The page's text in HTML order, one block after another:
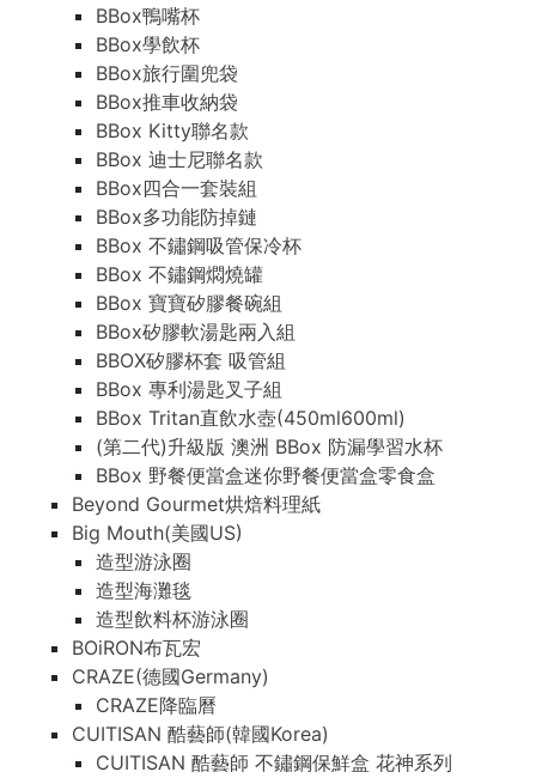
BBox鴨嘴杯
BBox學飲杯
BBox旅行圍兜袋
BBox推車收納袋
BBox Kitty聯名款
BBox 迪士尼聯名款
BBox四合一套裝組
BBox多功能防掉鏈
BBox 不鏽鋼吸管保冷杯
BBox 不鏽鋼燜燒罐
BBox 寶寶矽膠餐碗組
BBox矽膠軟湯匙兩入組
BBOX矽膠杯套 吸管組
BBox 專利湯匙叉子組
BBox Tritan直飲水壺(450ml600ml)
(第二代)升級版 澳洲 BBox 防漏學習水杯
BBox 野餐便當盒迷你野餐便當盒零食盒
Beyond Gourmet烘焙料理紙
Big Mouth(美國US)
造型游泳圈
造型海灘毯
造型飲料杯游泳圈
BOiRON布瓦宏
CRAZE(德國Germany)
CRAZE降臨曆
CUITISAN 酷藝師(韓國Korea)
CUITISAN 酷藝師 不鏽鋼保鮮盒 花神系列